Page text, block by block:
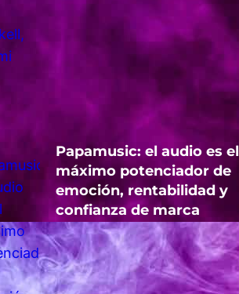
Papamusic: el audio es el
máximo potenciador de
emoción, rentabilidad y
confianza de marca